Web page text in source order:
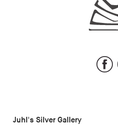
Juhl's Silver Gallery